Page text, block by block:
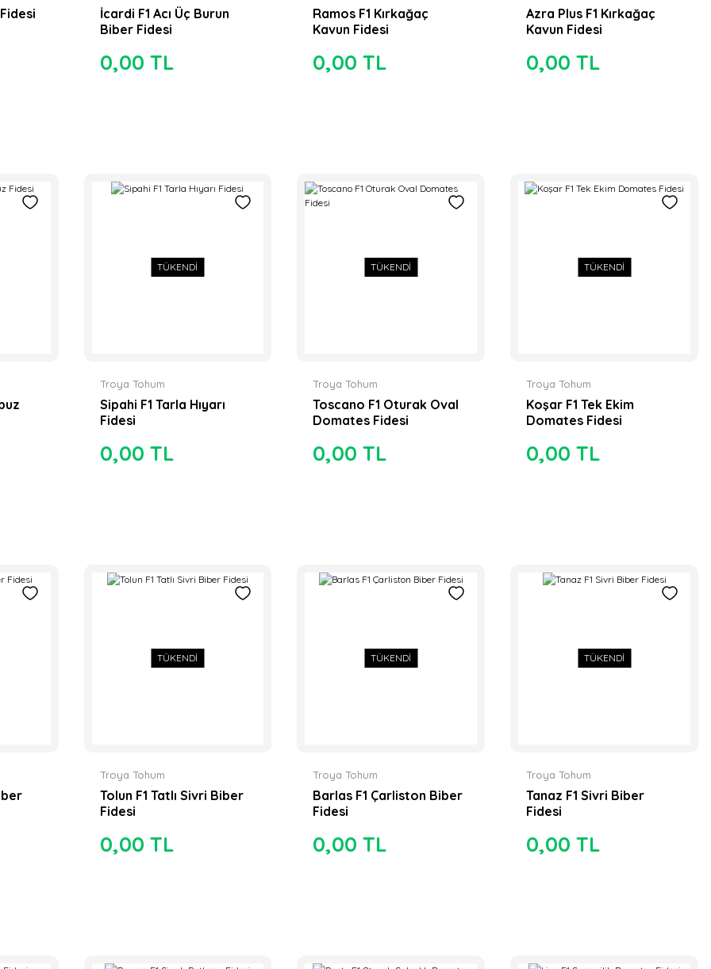
İcardi F1 Acı Üç Burun
Biber Fidesi
0,00 TL
Ramos F1 Kırkağaç
Kavun Fidesi
0,00 TL
Azra Plus F1 Kırkağaç
Kavun Fidesi
0,00 TL
TÜKENDİ
Troya Tohum
Sipahi F1 Tarla Hıyarı
Fidesi
0,00 TL
TÜKENDİ
Troya Tohum
Toscano F1 Oturak Oval
Domates Fidesi
0,00 TL
TÜKENDİ
Troya Tohum
Koşar F1 Tek Ekim
Domates Fidesi
0,00 TL
TÜKENDİ
Troya Tohum
Tolun F1 Tatlı Sivri Biber
Fidesi
0,00 TL
TÜKENDİ
Troya Tohum
Barlas F1 Çarliston Biber
Fidesi
0,00 TL
TÜKENDİ
Troya Tohum
Tanaz F1 Sivri Biber
Fidesi
0,00 TL